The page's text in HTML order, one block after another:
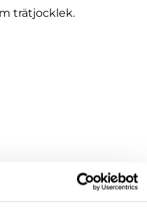
trätjocklek.